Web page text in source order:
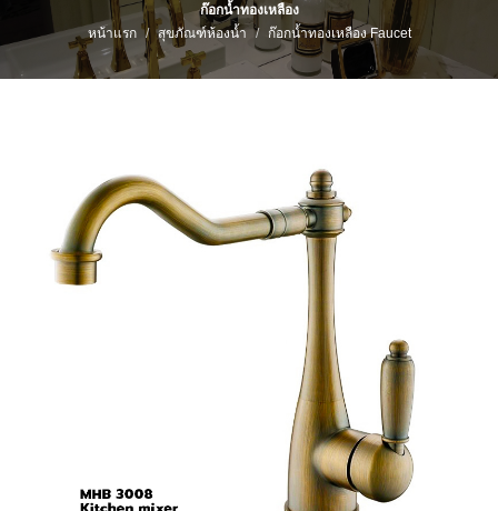
ก๊อกน้ำทองเหลือง
หน้าแรก
สุขภัณฑ์ห้องน้ำ ก๊อกน้ำทองเหลือง Faucet